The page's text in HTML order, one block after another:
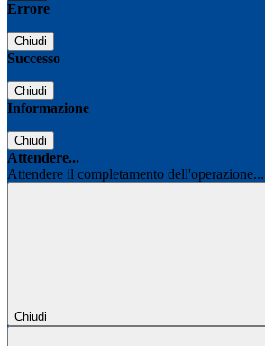
Errore
Chiudi
Successo
Chiudi
Informazione
Chiudi
Attendere...
Attendere il completamento dell'operazione...
Chiudi